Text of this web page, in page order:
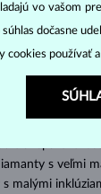
parametre, tzv.
lesk.
alebo
čiže
s veľmi
malými
vo vašom
dočasne
cookies